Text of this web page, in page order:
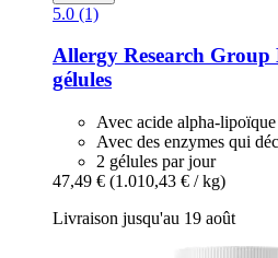
5.0 (1)
Allergy Research Group
gélules
Avec acide alpha-lipoïque
Avec des enzymes qui
2 gélules par jour
47,49 € (1.010,43 € / kg)
Livraison jusqu'au 19 août